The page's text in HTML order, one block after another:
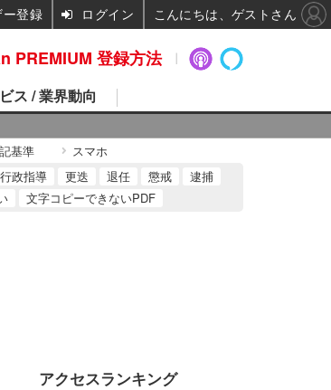
ス / 業界動向
基準 スマホ
行政指導 更迭 退任 懲戒
逮捕
文字コピーできないPDF
アクセスランキング
PREMIUM 登録方法
ー登録 ログイン こんにちは、ゲストさん